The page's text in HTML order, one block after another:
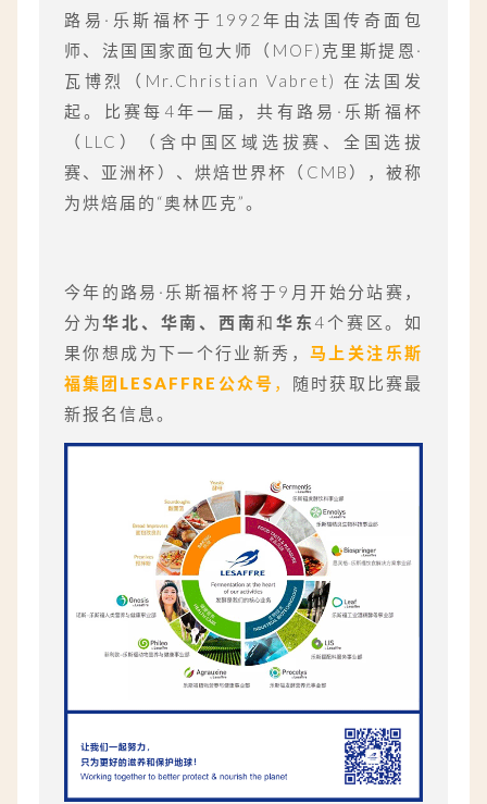
路易·乐斯福杯于1992年由法国传奇面包
师、法国国家面包大师（MOF)克里斯提恩·
瓦博烈（Mr.Christian Vabret) 在法国发
起。比赛每4年一届，共有路易·乐斯福杯
（LLC）（含中国区域选拔赛、全国选拔
赛、亚洲杯）、烘焙世界杯（CMB），被称
为烘焙届的“奥林匹克”。
今年的路易·乐斯福杯将于9月开始分站赛，
分为华北、华南、西南和 华东 4个赛区。如
果你想成为下一个行业新秀，马上关注乐斯
福集团LESAFFRE公众号 ， 随时获取比赛最
新报名信息。